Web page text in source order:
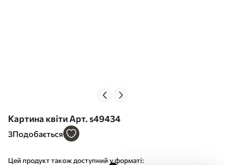
Картина квіти Арт. s49434
3Подобається
Цей продукт також доступний у форматі: